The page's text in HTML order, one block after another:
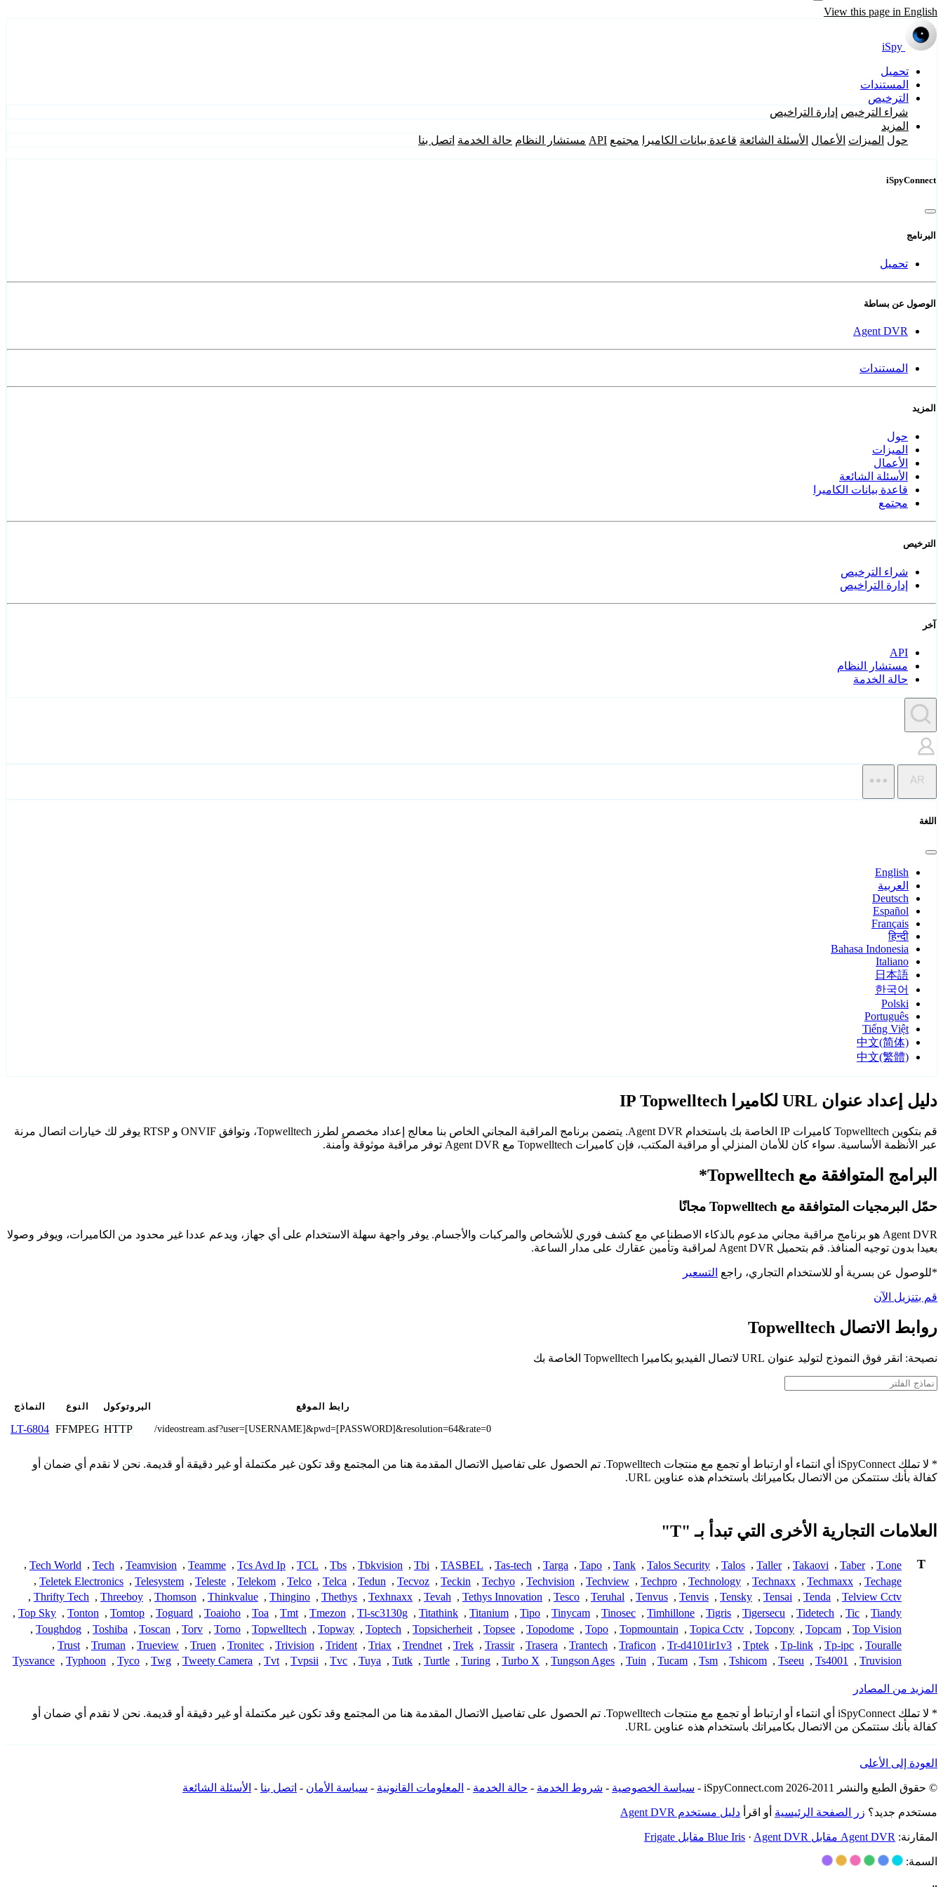
View this page in English
iSpy
تحميل
المستندات
الترخيص
شراء الترخيص إدارة التراخيص
المزيد
حول الميزات الأعمال الأسئلة الشائعة قاعدة بيانات الكاميرا مجتمع API مستشار النظام حالة الخدمة اتصل بنا
iSpyConnect
البرنامج
تحميل
الوصول عن بساطة
Agent DVR
المستندات
المزيد
حول
الميزات
الأعمال
الأسئلة الشائعة
قاعدة بيانات الكاميرا
مجتمع
الترخيص
شراء الترخيص
إدارة التراخيص
آخر
API
مستشار النظام
حالة الخدمة
AR
اللغة
English
العربية
Deutsch
Español
Français
हिन्दी
Bahasa Indonesia
Italiano
日本語
한국어
Polski
Português
Tiếng Việt
中文(简体)
中文(繁體)
دليل إعداد عنوان URL لكاميرا IP Topwelltech
قم بتكوين Topwelltech كاميرات IP الخاصة بك باستخدام Agent DVR. يتضمن برنامج المراقبة المجاني الخاص بنا معالج إعداد مخصص لطرز Topwelltech، وتوافق ONVIF و RTSP يوفر لك خيارات اتصال مرنة
عبر الأنظمة الأساسية. سواء كان للأمان المنزلي أو مراقبة المكتب، فإن كاميرات Topwelltech مع Agent DVR توفر مراقبة موثوقة وآمنة.
البرامج المتوافقة مع Topwelltech*
حمّل البرمجيات المتوافقة مع Topwelltech مجانًا
Agent DVR هو برنامج مراقبة مجاني مدعوم بالذكاء الاصطناعي مع كشف فوري للأشخاص والمركبات والأجسام. يوفر واجهة سهلة الاستخدام على أي جهاز، ويدعم عددا غير محدود من الكاميرات، ويوفر وصولا
بعيدا بدون توجيه المنافذ. قم بتحميل Agent DVR لمراقبة وتأمين عقارك على مدار الساعة.
*للوصول عن بسرية أو للاستخدام التجاري، راجع التسعير
قم بتنزيل الآن
روابط الاتصال Topwelltech
نصيحة: انقر فوق النموذج لتوليد عنوان URL لاتصال الفيديو بكاميرا Topwelltech الخاصة بك
النماذج النوع البروتوكول رابط الموقع
LT-6804 FFMPEG HTTP /videostream.asf?user=[USERNAME]&pwd=[PASSWORD]&resolution=64&rate=0
* لا تملك iSpyConnect أي انتماء أو ارتباط أو تجمع مع منتجات Topwelltech. تم الحصول على تفاصيل الاتصال المقدمة هنا من المجتمع وقد تكون غير مكتملة أو غير دقيقة أو قديمة. نحن لا نقدم أي ضمان أو
كفالة بأنك ستتمكن من الاتصال بكاميراتك باستخدام هذه عناوين URL.
العلامات التجارية الأخرى التي تبدأ بـ "T"
T
T.one
,
Taber
,
Takaovi
,
Taller
,
Talos
,
Talos Security
,
Tank
,
Tapo
,
Targa
,
Tas-tech
,
TASBEL
,
Tbi
,
Tbkvision
,
Tbs
,
TCL
,
Tcs Avd Ip
,
Teamme
,
Teamvision
,
Tech
,
Tech World
,
Techage
,
Techmaxx
,
Technaxx
,
Technology
,
Techpro
,
Techview
,
Techvision
,
Techyo
,
Teckin
,
Tecvoz
,
Tedun
,
Telca
,
Telco
,
Telekom
,
Teleste
,
Telesystem
,
Teletek Electronics
,
Telview Cctv
,
Tenda
,
Tensai
,
Tensky
,
Tenvis
,
Tenvus
,
Teruhal
,
Tesco
,
Tethys Innovation
,
Tevah
,
Texhnaxx
,
Thethys
,
Thingino
,
Thinkvalue
,
Thomson
,
Threeboy
,
Thrifty Tech
,
Tiandy
,
Tic
,
Tidetech
,
Tigersecu
,
Tigris
,
Timhillone
,
Tinosec
,
Tinycam
,
Tipo
,
Titanium
,
Titathink
,
Tl-sc3130g
,
Tmezon
,
Tmt
,
Toa
,
Toaioho
,
Toguard
,
Tomtop
,
Tonton
,
Top Sky
,
Top Vision
,
Topcam
,
Topcony
,
Topica Cctv
,
Topmountain
,
Topo
,
Topodome
,
Topsee
,
Topsicherheit
,
Toptech
,
Topway
,
Topwelltech
,
Torno
,
Torv
,
Toscan
,
Toshiba
,
Toughdog
,
Touralle
,
Tp-ipc
,
Tp-link
,
Tptek
,
Tr-d4101ir1v3
,
Traficon
,
Trantech
,
Trasera
,
Trassir
,
Trek
,
Trendnet
,
Triax
,
Trident
,
Trivision
,
Tronitec
,
Truen
,
Trueview
,
Truman
,
Trust
,
Truvision
,
Ts4001
,
Tseeu
,
Tshicom
,
Tsm
,
Tucam
,
Tuin
,
Tungson Ages
,
Turbo X
,
Turing
,
Turtle
,
Tutk
,
Tuya
,
Tvc
,
Tvpsii
,
Tvt
,
Tweety Camera
,
Twg
,
Tyco
,
Typhoon
,
Tysvance
المزيد من المصادر
* لا تملك iSpyConnect أي انتماء أو ارتباط أو تجمع مع منتجات Topwelltech. تم الحصول على تفاصيل الاتصال المقدمة هنا من المجتمع وقد تكون غير مكتملة أو غير دقيقة أو قديمة. نحن لا نقدم أي ضمان أو
كفالة بأنك ستتمكن من الاتصال بكاميراتك باستخدام هذه عناوين URL.
العودة إلى الأعلى
© حقوق الطبع والنشر 2011-2026 iSpyConnect.com - سياسة الخصوصية - شروط الخدمة - حالة الخدمة - المعلومات القانونية - سياسة الأمان - اتصل بنا - الأسئلة الشائعة
مستخدم جديد؟ زر الصفحة الرئيسية أو اقرأ دليل مستخدم Agent DVR
المقارنة: Agent DVR مقابل Blue Iris · Agent DVR مقابل Frigate
السمة: